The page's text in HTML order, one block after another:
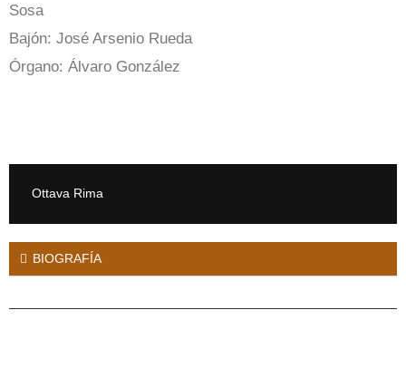
Sosa
Bajón: José Arsenio Rueda
Órgano: Álvaro González
Ottava Rima
BIOGRAFÍA